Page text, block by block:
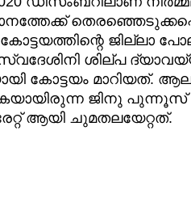
ജില്ലാ
ശില്പ
കോട്ടയം മാറിയത്.
ജിനു
ആയി ചുമതലയേറ്റത്.